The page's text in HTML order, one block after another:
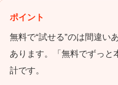
ポイント
無料で“試せる”のは間違い
あります。「無料でずっと
計です。